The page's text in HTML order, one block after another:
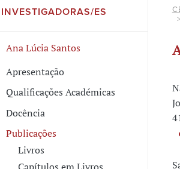
INVESTIGADORAS/ES
Ana Lúcia Santos
Apresentação
Qualificações Académicas
Docência
Publicações
Livros